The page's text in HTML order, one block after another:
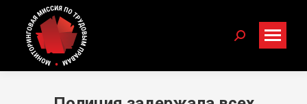
Search: